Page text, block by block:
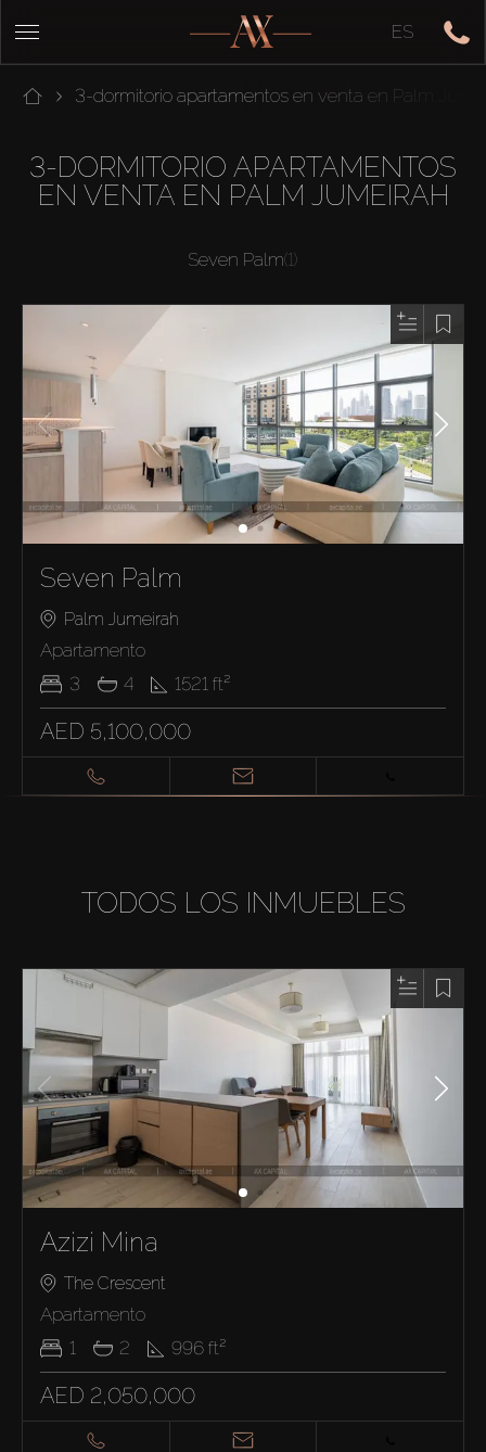
ES
3-dormitorio apartamentos en venta en Palm
3-DORMITORIO APARTAMENTOS
EN VENTA EN PALM JUMEIRAH
Seven Palm(1)
Seven Palm
Palm Jumeirah
Apartamento
3
4 1521 ft²
AED 5,100,000
TODOS LOS INMUEBLES
Azizi Mina
The Crescent
Apartamento
1
2 996 ft²
AED 2,050,000